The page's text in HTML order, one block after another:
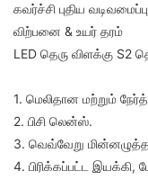
கவர்ச்சி புதிய
விற்பனை & உயர் தரம்
LED தெரு விளக்கு S2
1. மெலிதான மற்றும்
2. பிசி லென்ஸ்.
3. வெவ்வேறு
4. பிரிக்கப்பட்ட இயக்கி,